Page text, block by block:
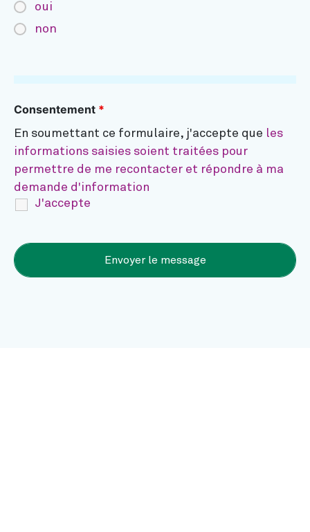
oui
non
Consentement *
J'accepte
En soumettant ce formulaire, j'accepte que les
informations saisies soient traitées pour
permettre de me recontacter et répondre à ma
demande d'information